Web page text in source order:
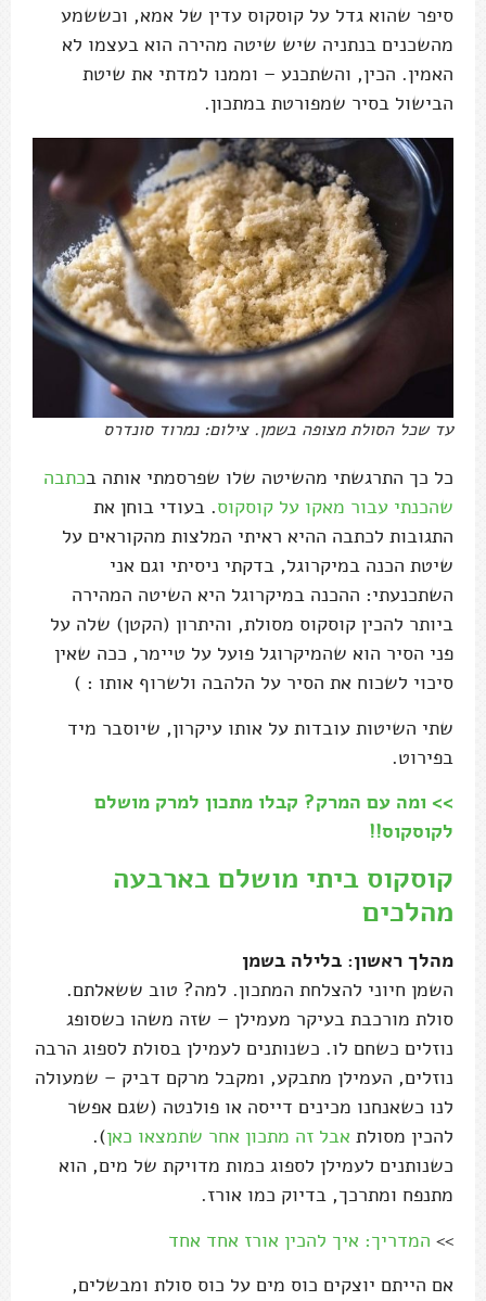
סיפר שהוא גדל על קוסקוס עדין של אמא, וכששמע
מהשכנים בנתניה שיש שיטה מהירה הוא בעצמו לא
האמין. הכין, והשתכנע – וממנו למדתי את שיטת
הבישול בסיר שמפורטת במתכון.
עד שכל הסולת מצופה בשמן. צילום: נמרוד סונדרס
כל כך התרגשתי מהשיטה שלו שפרסמתי אותה בכתבה
שהכנתי עבור מאקו על קוסקוס. בעודי בוחן את
התגובות לכתבה ההיא ראיתי המלצות מהקוראים על
שיטת הכנה במיקרוגל, בדקתי ניסיתי וגם אני
השתכנעתי: ההכנה במיקרוגל היא השיטה המהירה
ביותר להכין קוסקוס מסולת, והיתרון (הקטן) שלה על
פני הסיר הוא שהמיקרוגל פועל על טיימר, ככה שאין
סיכוי לשכוח את הסיר על הלהבה ולשרוף אותו : )
שתי השיטות עובדות על אותו עיקרון, שיוסבר מיד
בפירוט.
>> ומה עם המרק? קבלו מתכון למרק מושלם
לקוסקוס!!
קוסקוס ביתי מושלם בארבעה
מהלכים
מהלך ראשון: בלילה בשמן
השמן חיוני להצלחת המתכון. למה? טוב ששאלתם.
סולת מורכבת בעיקר מעמילן – שזה משהו כשסופג
נוזלים כשחם לו. כשנותנים לעמילן בסולת לספוג הרבה
נוזלים, העמילן מתבקע, ומקבל מרקם דביק – שמעולה
לנו כשאנחנו מכינים דייסה או פולנטה (שגם אפשר
להכין מסולת אבל זה מתכון אחר שתמצאו כאן).
כשנותנים לעמילן לספוג כמות מדויקת של מים, הוא
מתנפח ומתרכך, בדיוק כמו אורז.
>> המדריך: איך להכין אורז אחד אחד
אם הייתם יוצקים כוס מים על כוס סולת ומבשלים,